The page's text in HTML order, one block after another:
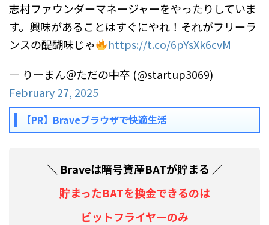
志村ファウンダーマネージャーをやったりしていま
す。興味があることはすぐにやれ！それがフリーラ
ンスの醍醐味じゃ
https://t.co/6pYsXk6cvM
— りーまん＠ただの中卒 (@startup3069)
February 27, 2025
【PR】Braveブラウザで快適生活
＼ Braveは暗号資産BATが貯まる ／
貯まったBATを換金できるのは
ビットフライヤーのみ